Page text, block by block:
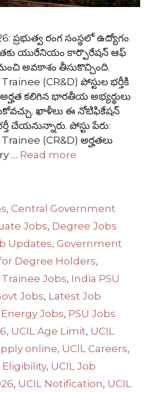
ప్రభుత్వ రంగ సంస్థలో ఉద్యోగం
యురేనియం కార్పొరేషన్ ఆఫ్
అవకాశం తీసుకొచ్చింది.
(CR&D) పోస్టుల భర్తీకి
కలిగిన భారతీయ అభ్యర్థులు
ఖాళీలు ఈ నోటిఫికేషన్
చేయనున్నారు. పోస్టు పేరు:
(CR&D) అర్హతలు
… Read more
,Central Government
Jobs, Degree Jobs
Updates, Government
Degree Holders,
Jobs, India PSU
Jobs, Latest Job
Jobs, PSU Jobs
, UCIL Age Limit, UCIL
online, UCIL Careers,
Eligibility, UCIL Job
, UCIL Notification, UCIL